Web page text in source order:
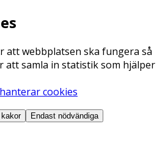
att webbplatsen ska fungera så
att samla in statistik som hjälper
cookies
kakor
Endast nödvändiga